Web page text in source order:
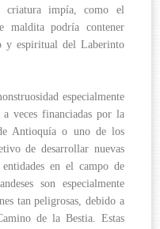
criatura impía, como el
maldita podría contener
y espiritual del Laberinto
especialmente
veces financiadas por la
Antioquía o uno de los
de desarrollar nuevas
en el campo de
son especialmente
tan peligrosas, debido a
de la Bestia. Estas